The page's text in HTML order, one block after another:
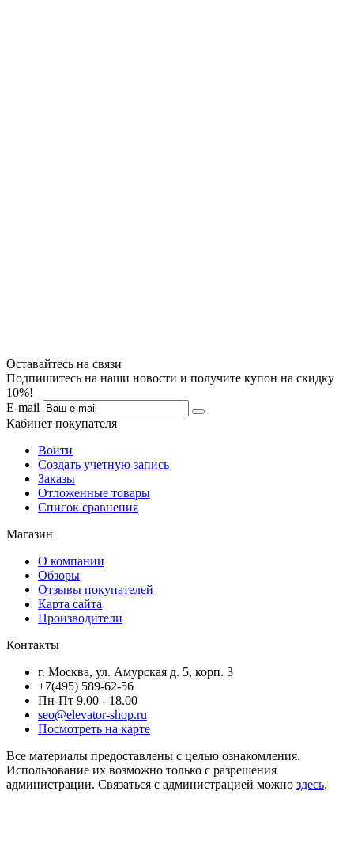
Оставайтесь на связи
Подпишитесь на наши новости и получите купон на скидку
10%!
E-mail
Кабинет покупателя
Войти
Создать учетную запись
Заказы
Отложенные товары
Список сравнения
Магазин
О компании
Обзоры
Отзывы покупателей
Карта сайта
Производители
Контакты
г. Москва, ул. Амурская д. 5, корп. 3
+7(495) 589-62-56
Пн-Пт 9.00 - 18.00
seo@elevator-shop.ru
Посмотреть на карте
Все материалы предоставлены с целью ознакомления.
Использование их возможно только с разрешения
администрации. Связаться с администрацией можно здесь.